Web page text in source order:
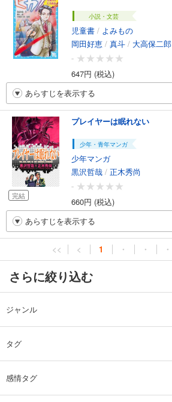
小説・文芸
児童書 / よみもの
岡田好恵 / 真斗 / 大高保二郎
-
647円 (税込)
あらすじを表示する
完結
プレイヤーは眠れない
少年・青年マンガ
少年マンガ
黒沢哲哉 / 正木秀尚
-
660円 (税込)
あらすじを表示する
<< < 1 ・ ・ ・
さらに絞り込む
ジャンル
タグ
感情タグ